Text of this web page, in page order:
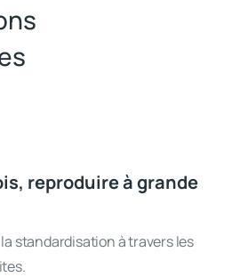
reproduire à grande
standardisation à travers les